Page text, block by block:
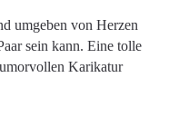
umgeben von Herzen
sein kann. Eine tolle
Karikatur